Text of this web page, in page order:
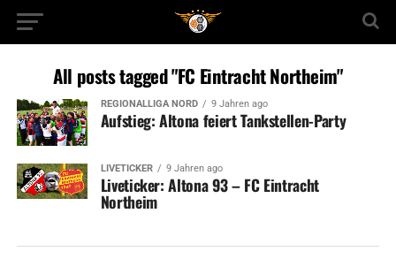
All posts tagged "FC Eintracht Northeim"
REGIONALLIGA NORD 9 Jahren ago
Aufstieg: Altona feiert Tankstellen-Party
LIVETICKER 9 Jahren ago
Liveticker: Altona 93 – FC Eintracht
Northeim